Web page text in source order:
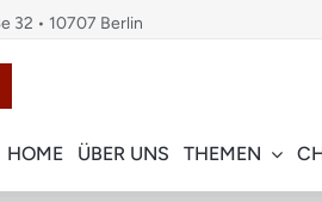
32 • 10707 Berlin
HOME ÜBER UNS THEMEN